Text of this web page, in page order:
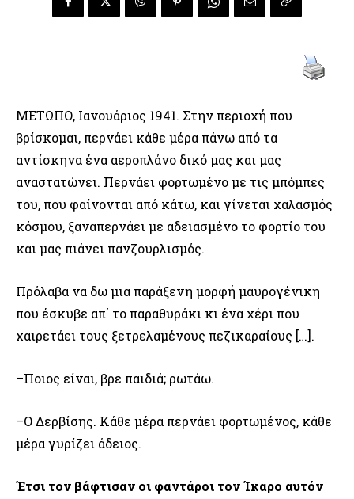
ΜΕΤΩΠΟ, Ιανουάριος 1941. Στην περιοχή που
βρίσκομαι, περνάει κάθε μέρα πάνω από τα
αντίσκηνα ένα αεροπλάνο δικό μας και μας
αναστατώνει. Περνάει φορτωμένο με τις μπόμπες
του, που φαίνονται από κάτω, και γίνεται χαλασμός
κόσμου, ξαναπερνάει με αδειασμένο το φορτίο του
και μας πιάνει πανζουρλισμός.
Πρόλαβα να δω μια παράξενη μορφή μαυρογένικη
που έσκυβε απ΄ το παραθυράκι κι ένα χέρι που
χαιρετάει τους ξετρελαμένους πεζικαραίους […].
–Ποιος είναι, βρε παιδιά; ρωτάω.
–Ο Δερβίσης. Κάθε μέρα περνάει φορτωμένος, κάθε
μέρα γυρίζει άδειος.
Έτσι τον βάφτισαν οι φαντάροι τον Ίκαρο αυτόν